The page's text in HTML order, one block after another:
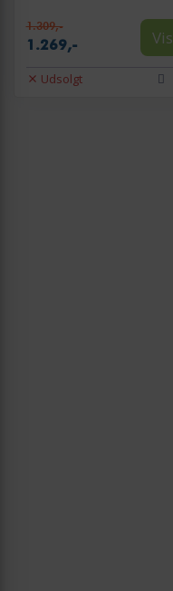
1.309,-
1.269,- Vis
Udsolgt